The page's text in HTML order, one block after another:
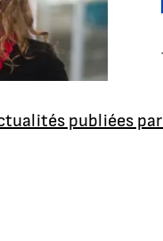
publiées